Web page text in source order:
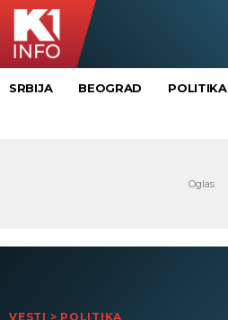
SRBIJA BEOGRAD POLITIKA
VESTI > POLITIKA